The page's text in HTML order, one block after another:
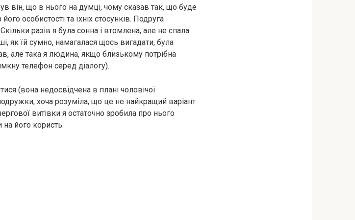
він, що в нього на думці, чому сказав так, що буде
особистості та їхніх стосунків. Подруга
разів я була сонна і втомлена, але не спала
як їй сумно, намагалася щось вигадати, була
але така я людина, якщо близькому потрібна
телефон серед діалогу).
(вона недосвідчена в плані чоловічої
хоча розуміла, що це не найкращий варіант
витівки я остаточно зробила про нього
його користь.